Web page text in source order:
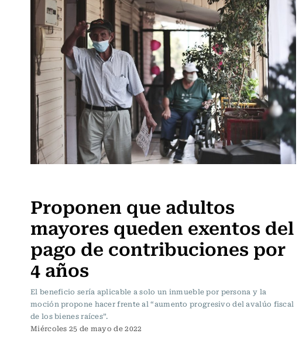
Proponen que adultos
mayores queden exentos del
pago de contribuciones por
4 años
El beneficio sería aplicable a solo un inmueble por persona y la
moción propone hacer frente al “aumento progresivo del avalúo fiscal
de los bienes raíces”.
Miércoles 25 de mayo de 2022